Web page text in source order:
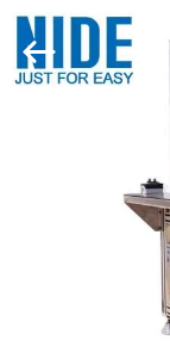
Nide
Co.,
Ltd.